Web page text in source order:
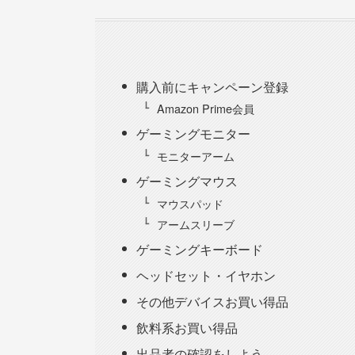
購入前にキャンペーン登録
Amazon Prime会員
ゲーミングモニター
モニターアーム
ゲーミングマウス
マウスパッド
アームスリーブ
ゲーミングキーボード
ヘッドセット・イヤホン
その他デバイスお買い得品
飲料系お買い得品